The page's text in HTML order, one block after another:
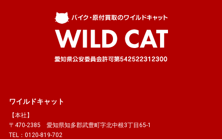
ワイルドキャット
【本社】
〒470-2385 愛知県知多郡武豊町字北中根3丁目65-1
TEL：0120-819-702